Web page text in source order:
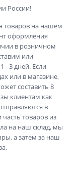
России!
товаров на нашем
оформления
в розничном
или
- 3 дней. Если
или в магазине,
составить 8
клиентам как
в
товаров из
на наш склад, мы
а затем за наш